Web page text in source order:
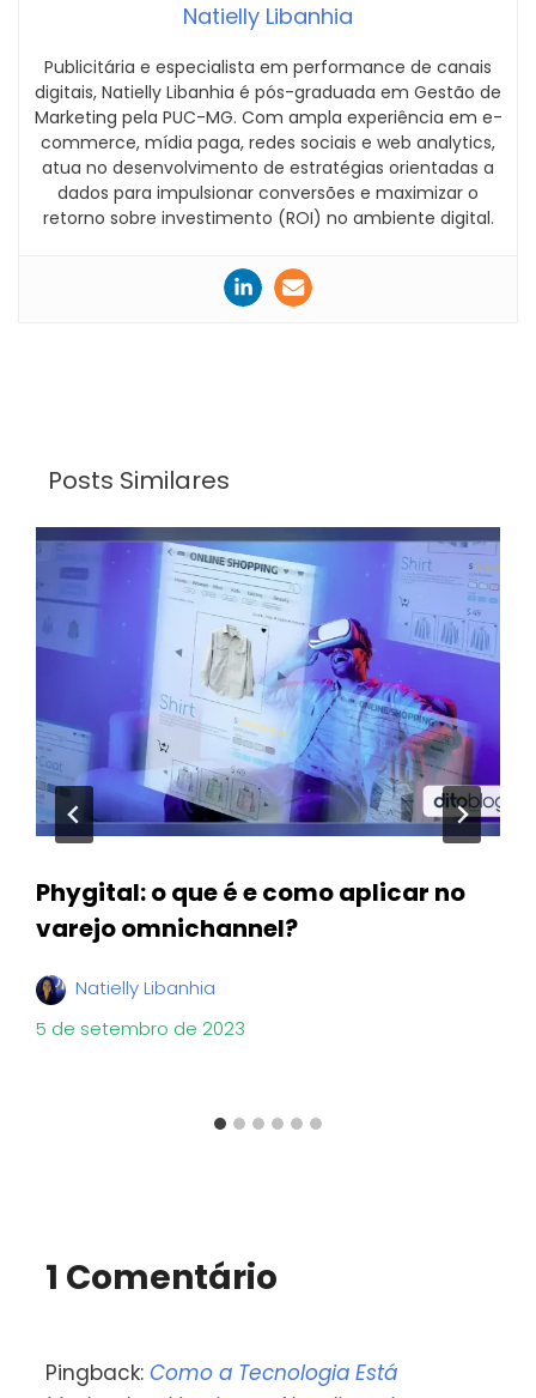
Natielly Libanhia
Publicitária e especialista em performance de canais
digitais, Natielly Libanhia é pós-graduada em Gestão de
Marketing pela PUC-MG. Com ampla experiência em e-
commerce, mídia paga, redes sociais e web analytics,
atua no desenvolvimento de estratégias orientadas a
dados para impulsionar conversões e maximizar o
retorno sobre investimento (ROI) no ambiente digital.
Posts Similares
Phygital: o que é e como aplicar no
varejo omnichannel?
Natielly Libanhia
5 de setembro de 2023
1 Comentário
Pingback: Como a Tecnologia Está